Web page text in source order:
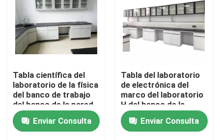
Éntrenos en contacto con
Casos
Muebles modernos del laboratorio
Muebles del laboratorio de la escuela
Tabla científica del
laboratorio de la física
del banco de trabajo
del banco de la pared
del laboratorio de la
universidadEnviar Consulta
Tabla del laboratorio
de electrónica del
marco del laboratorio
H del banco de la
pared de la escuela
con el estante el
reactivo
Enviar Consulta